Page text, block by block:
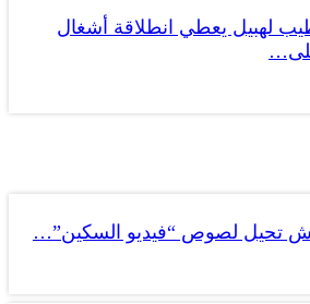
لهبيل يعطي انطلاقة أشغال
تحيل لصوص “فيديو السكين”…